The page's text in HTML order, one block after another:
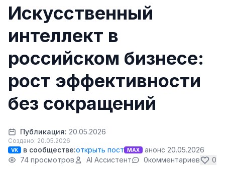
Искусственный
интеллект в
российском бизнесе:
рост эффективности
без сокращений
Публикация: 20.05.2026
Создано: 20.05.2026
VK в сообществе:открыть пост MAX
анонс 20.05.2026
74 просмотров
AI Ассистент 0комментариев 0